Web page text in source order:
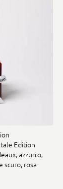
Edition
azzurro,
scuro, rosa